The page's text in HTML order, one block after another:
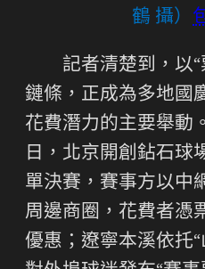
鶴 攝）
記者清楚到，以
鏈條，正成為多地國
花費潛力的主要舉動
日，北京開創鉆石球
單決賽，賽事方以中
周邊商圈，花費者憑
優惠；遼寧本溪依托